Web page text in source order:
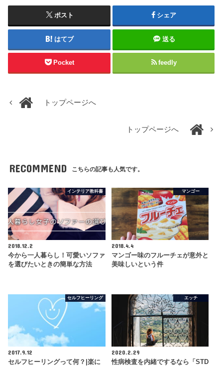
ポスト シェア
はてブ 送る
Pocket feedly
トップページへ
トップページへ
RECOMMEND こちらの記事も人気です。
インテリア教科書
2018.12.2
今から一人暮らし！可愛いソファ
を選びたいときの簡単な方法
マンゴー
2018.4.4
マンゴー味のフルーチェが意外と
美味しいという件
セルフヒーリング
2017.9.12
セルフヒーリングって何？|楽に
エッチ
2020.2.29
性病検査を内緒でするなら「STD